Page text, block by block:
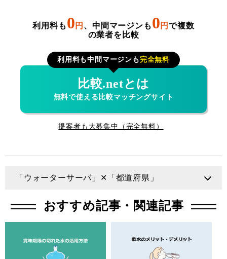
利用料も 0 円 、中間マージンも 0 円で複数
の業者を比較
利用料も中間マージンも 完全無料
比較.netとは
無料で使える比較マッチングサイト
提案者も大募集中（完全無料）
「ウォーターサーバ」✕「都道府県」
おすすめ記事・関連記事